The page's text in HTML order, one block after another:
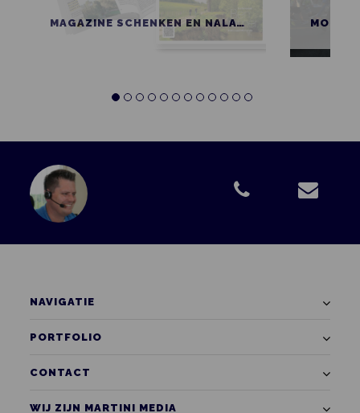
MAGAZINE SCHENKEN EN NALATEN AAN GOEDE DOELEN
NAVIGATIE
PORTFOLIO
CONTACT
WIJ ZIJN MARTINI MEDIA